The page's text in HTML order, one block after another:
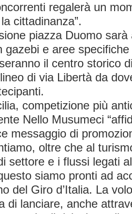
regalerà un
cittadinanza”.
piazza Duomo sarà
gazebi e aree
il centro storico
di via Libertà da
competizione più
Nello Musumeci
messaggio di
oltre che al
settore e i flussi legati
siamo pronti ad
del Giro d’Italia. La
di lanciare, anche